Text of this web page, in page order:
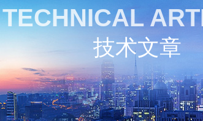
TECHNICAL
技术文章